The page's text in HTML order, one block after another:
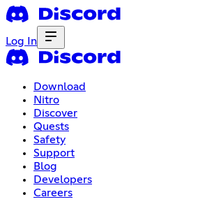
Log In
Download
Nitro
Discover
Quests
Safety
Support
Blog
Developers
Careers